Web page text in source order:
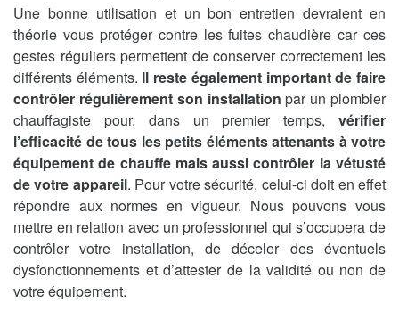
Une bonne utilisation et un bon entretien devraient en
théorie vous protéger contre les fuites chaudière car ces
gestes réguliers permettent de conserver correctement les
différents éléments. Il reste également important de faire
contrôler régulièrement son installation par un plombier
chauffagiste pour, dans un premier temps, vérifier
l’efficacité de tous les petits éléments attenants à votre
équipement de chauffe mais aussi contrôler la vétusté
de votre appareil. Pour votre sécurité, celui-ci doit en effet
répondre aux normes en vigueur. Nous pouvons vous
mettre en relation avec un professionnel qui s’occupera de
contrôler votre installation, de déceler des éventuels
dysfonctionnements et d’attester de la validité ou non de
votre équipement.